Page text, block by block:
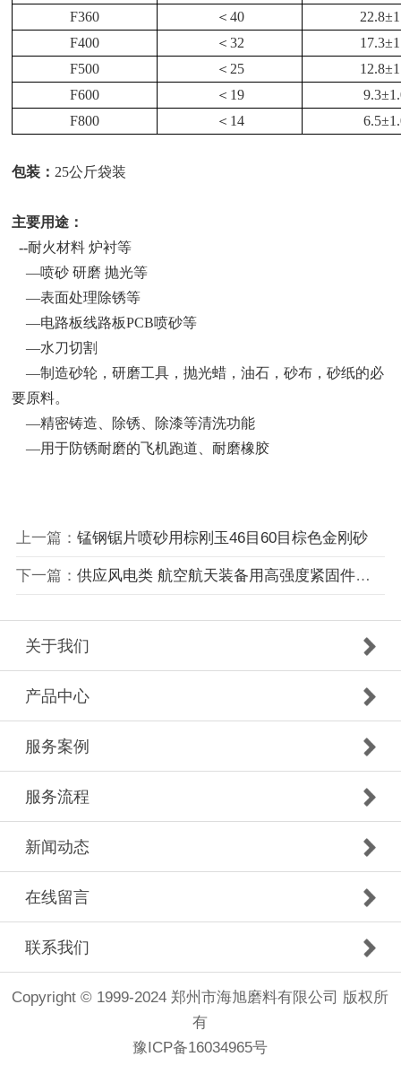
F360
＜ 40 22.8±
F400
＜ 32 17.3±
F500
＜ 25 12.8±
F600
＜ 19 9.3±
F800
＜ 14 6.5±
包装： 25公斤袋装
主要用途：
--耐火材料 炉衬等
—喷砂 研磨 抛光等
—表面处理除锈等
—电路板线路板PCB喷砂等
—水刀切割
—制造砂轮，研磨工具，抛光蜡，油石，砂布，砂纸的必
要原料。
—精密铸造、除锈、除漆等清洗功能
—用于防锈耐磨的飞机跑道、耐磨橡胶
上一篇： 锰钢锯片喷砂用棕刚玉46目60目棕色金刚砂
下一篇： 供应风电类 航空航天装备用高强度紧固件喷砂用一级棕刚玉粒度砂24目 22目 20目
关于我们
产品中心
服务案例
服务流程
新闻动态
在线留言
联系我们
Copyright © 1999-2024 郑州市海旭磨料有限公司 版权所
有
豫ICP备16034965号